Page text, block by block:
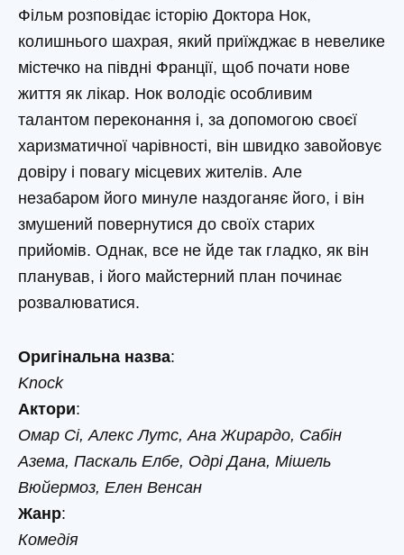
Фільм розповідає історію Доктора Нок,
колишнього шахрая, який приїжджає в невелике
містечко на півдні Франції, щоб почати нове
життя як лікар. Нок володіє особливим
талантом переконання і, за допомогою своєї
харизматичної чарівності, він швидко завойовує
довіру і повагу місцевих жителів. Але
незабаром його минуле наздоганяє його, і він
змушений повернутися до своїх старих
прийомів. Однак, все не йде так гладко, як він
планував, і його майстерний план починає
розвалюватися.
Оригінальна назва:
Knock
Актори:
Омар Сі, Алекс Лутс, Ана Жирардо, Сабін
Азема, Паскаль Елбе, Одрі Дана, Мішель
Вюйермоз, Елен Венсан
Жанр:
Комедія